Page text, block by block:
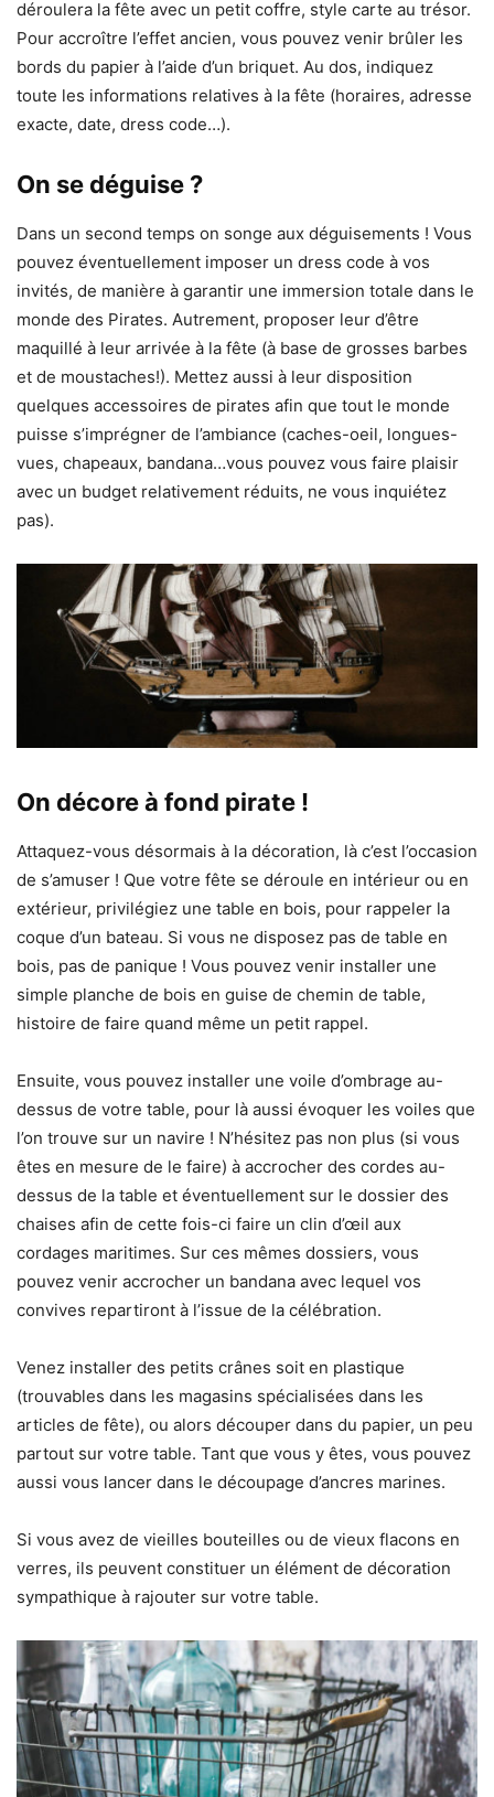
déroulera la fête avec un petit coffre, style carte au trésor.
Pour accroître l’effet ancien, vous pouvez venir brûler les
bords du papier à l’aide d’un briquet. Au dos, indiquez
toute les informations relatives à la fête (horaires, adresse
exacte, date, dress code…).
On se déguise ?
Dans un second temps on songe aux déguisements ! Vous
pouvez éventuellement imposer un dress code à vos
invités, de manière à garantir une immersion totale dans le
monde des Pirates. Autrement, proposer leur d’être
maquillé à leur arrivée à la fête (à base de grosses barbes
et de moustaches!). Mettez aussi à leur disposition
quelques accessoires de pirates afin que tout le monde
puisse s’imprégner de l’ambiance (caches-oeil, longues-
vues, chapeaux, bandana…vous pouvez vous faire plaisir
avec un budget relativement réduits, ne vous inquiétez
pas).
On décore à fond pirate !
Attaquez-vous désormais à la décoration, là c’est l’occasion
de s’amuser ! Que votre fête se déroule en intérieur ou en
extérieur, privilégiez une table en bois, pour rappeler la
coque d’un bateau. Si vous ne disposez pas de table en
bois, pas de panique ! Vous pouvez venir installer une
simple planche de bois en guise de chemin de table,
histoire de faire quand même un petit rappel.
Ensuite, vous pouvez installer une voile d’ombrage au-
dessus de votre table, pour là aussi évoquer les voiles que
l’on trouve sur un navire ! N’hésitez pas non plus (si vous
êtes en mesure de le faire) à accrocher des cordes au-
dessus de la table et éventuellement sur le dossier des
chaises afin de cette fois-ci faire un clin d’œil aux
cordages maritimes. Sur ces mêmes dossiers, vous
pouvez venir accrocher un bandana avec lequel vos
convives repartiront à l’issue de la célébration.
Venez installer des petits crânes soit en plastique
(trouvables dans les magasins spécialisées dans les
articles de fête), ou alors découper dans du papier, un peu
partout sur votre table. Tant que vous y êtes, vous pouvez
aussi vous lancer dans le découpage d’ancres marines.
Si vous avez de vieilles bouteilles ou de vieux flacons en
verres, ils peuvent constituer un élément de décoration
sympathique à rajouter sur votre table.